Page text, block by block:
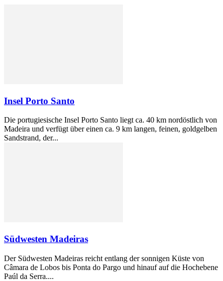
Insel Porto Santo
Die portugiesische Insel Porto Santo liegt ca. 40 km nordöstlich von
Madeira und verfügt über einen ca. 9 km langen, feinen, goldgelben
Sandstrand, der...
Südwesten Madeiras
Der Südwesten Madeiras reicht entlang der sonnigen Küste von
Câmara de Lobos bis Ponta do Pargo und hinauf auf die Hochebene
Paúl da Serra....